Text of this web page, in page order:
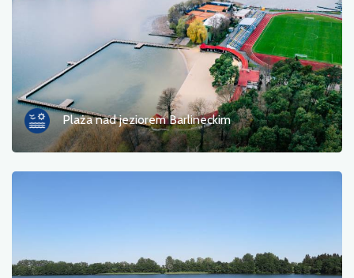
Plaża nad jeziorem Barlineckim